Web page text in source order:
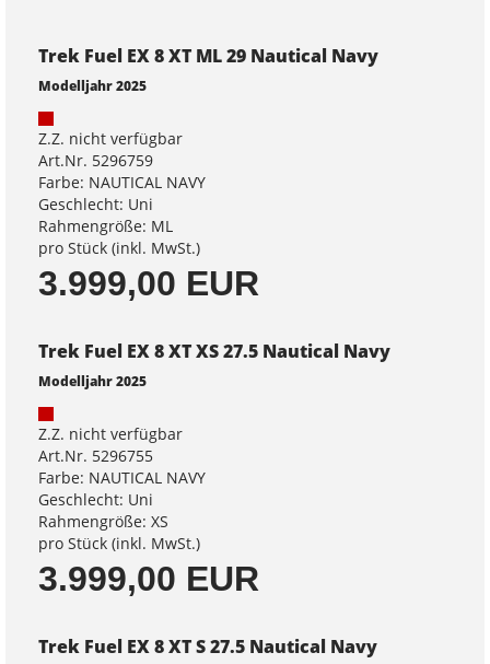
Trek Fuel EX 8 XT ML 29 Nautical Navy
Modelljahr 2025
Z.Z. nicht verfügbar
Art.Nr. 5296759
Farbe: NAUTICAL NAVY
Geschlecht: Uni
Rahmengröße: ML
pro Stück (inkl. MwSt.)
3.999,00 EUR
Trek Fuel EX 8 XT XS 27.5 Nautical Navy
Modelljahr 2025
Z.Z. nicht verfügbar
Art.Nr. 5296755
Farbe: NAUTICAL NAVY
Geschlecht: Uni
Rahmengröße: XS
pro Stück (inkl. MwSt.)
3.999,00 EUR
Trek Fuel EX 8 XT S 27.5 Nautical Navy